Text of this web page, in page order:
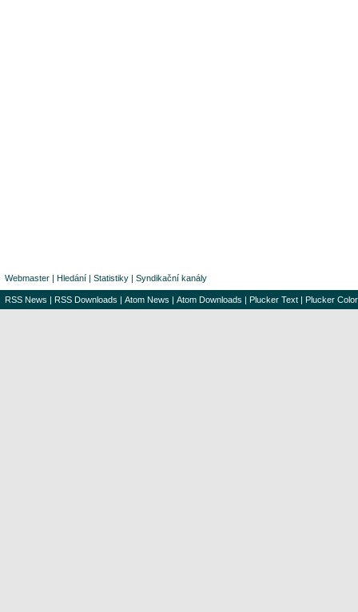
Webmaster | Hledání | Statistiky | Syndikační kanály
RSS News | RSS Downloads | Atom News | Atom Downloads | Plucker Text | Plucker Color